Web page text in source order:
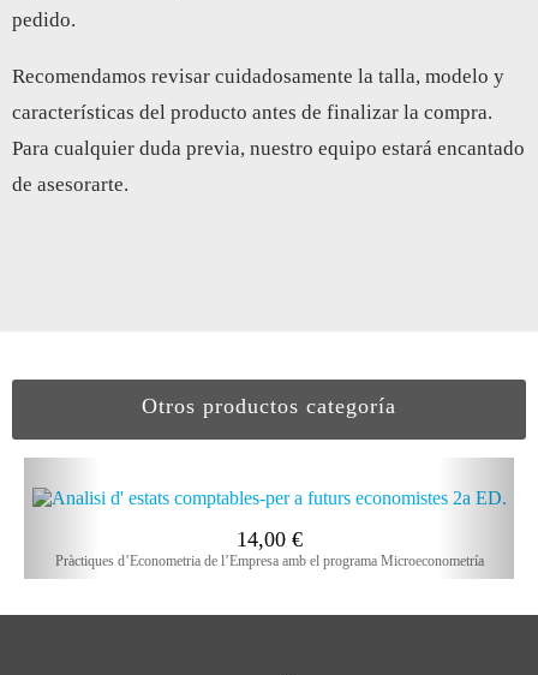
pedido.
Recomendamos revisar cuidadosamente la talla, modelo y
características del producto antes de finalizar la compra.
Para cualquier duda previa, nuestro equipo estará encantado
de asesorarte.
Otros productos categoría
14,00 €
Pràctiques d’Econometria de l’Empresa amb el programa Microeconometría